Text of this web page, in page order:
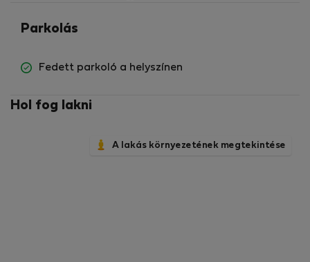
Parkolás
Fedett parkoló a helyszínen
Hol fog lakni
A lakás környezetének megtekintése